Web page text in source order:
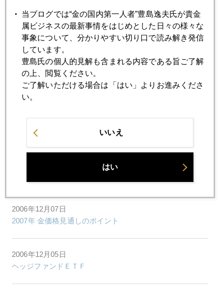
2006年12月21日
2007年金価格下落シナリオ
2006年12月20日
グリーンスパンは金を選択
2006年12月14日
金市場見通しパート２
2006年12月07日
2007年 金価格見通しのポイント
2006年12月05日
ヘッジファンドＥＴＦ
当ブログでは“金の国内第一人者”豊島逸夫氏が貴金
属ビジネスの最新事情をはじめとした日々の様々な
事象について、分かりやすい切り口で読み解き発信
しています。
豊島氏の個人的見解も含まれる内容である旨ご了解
の上、閲覧ください。
ご了解いただける場合は「はい」よりお進みくださ
い。
いいえ
はい